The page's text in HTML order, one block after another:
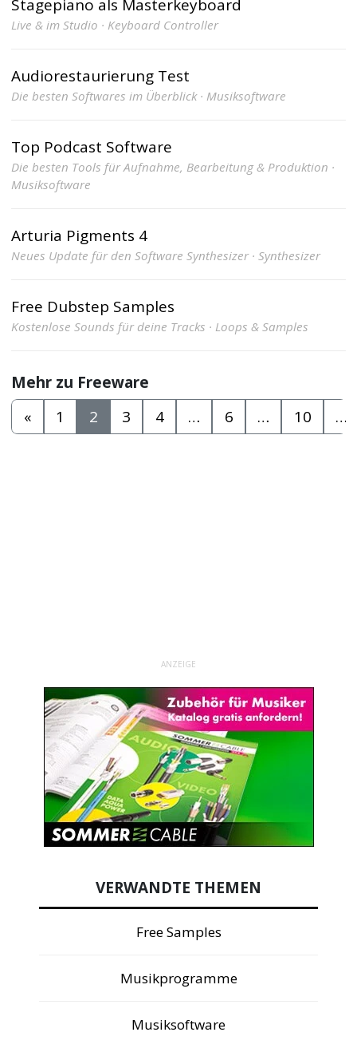
Stagepiano als Masterkeyboard
Live & im Studio · Keyboard Controller
Audiorestaurierung Test
Die besten Softwares im Überblick · Musiksoftware
Top Podcast Software
Die besten Tools für Aufnahme, Bearbeitung & Produktion ·
Musiksoftware
Arturia Pigments 4
Neues Update für den Software Synthesizer · Synthesizer
Free Dubstep Samples
Kostenlose Sounds für deine Tracks · Loops & Samples
Mehr zu Freeware
«
1 2 3 4 … 6 … 10 …
ANZEIGE
VERWANDTE THEMEN
Free Samples
Musikprogramme
Musiksoftware